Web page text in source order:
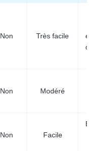
Non Très facile
de
Non Modéré
Non Facile